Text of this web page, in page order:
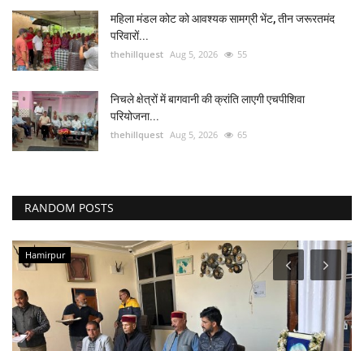
महिला मंडल कोट को आवश्यक सामग्री भेंट, तीन जरूरतमंद
परिवारों...
thehillquest Aug 5, 2026 55
निचले क्षेत्रों में बागवानी की क्रांति लाएगी एचपीशिवा
परियोजना...
thehillquest Aug 5, 2026 65
RANDOM POSTS
Shimla